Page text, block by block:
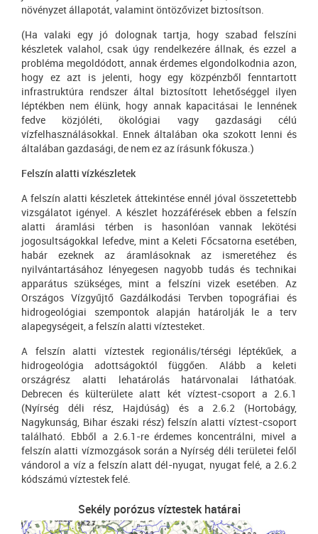
növényzet állapotát, valamint öntözővizet biztosítson.
(Ha valaki egy jó dolognak tartja, hogy szabad felszíni
készletek valahol, csak úgy rendelkezére állnak, és ezzel a
probléma megoldódott, annak érdemes elgondolkodnia azon,
hogy ez azt is jelenti, hogy egy közpénzből fenntartott
infrastruktúra rendszer által biztosított lehetőséggel ilyen
léptékben nem élünk, hogy annak kapacitásai le lennének
fedve közjóléti, ökológiai vagy gazdasági célú
vízfelhasználásokkal. Ennek általában oka szokott lenni és
általában gazdasági, de nem ez az írásunk fókusza.)
Felszín alatti vízkészletek
A felszín alatti készletek áttekintése ennél jóval összetettebb
vizsgálatot igényel. A készlet hozzáférések ebben a felszín
alatti áramlási térben is hasonlóan vannak lekötési
jogosultságokkal lefedve, mint a Keleti Főcsatorna esetében,
habár ezeknek az áramlásoknak az ismeretéhez és
nyilvántartásához lényegesen nagyobb tudás és technikai
apparátus szükséges, mint a felszíni vizek esetében. Az
Országos Vízgyűjtő Gazdálkodási Tervben topográfiai és
hidrogeológiai szempontok alapján határolják le a terv
alapegységeit, a felszín alatti víztesteket.
A felszín alatti víztestek regionális/térségi léptékűek, a
hidrogeológia adottságoktól függően. Alább a keleti
országrész alatti lehatárolás határvonalai láthatóak.
Debrecen és külterülete alatt két víztest-csoport a 2.6.1
(Nyírség déli rész, Hajdúság) és a 2.6.2 (Hortobágy,
Nagykunság, Bihar északi rész) felszín alatti víztest-csoport
található. Ebből a 2.6.1-re érdemes koncentrálni, mivel a
felszín alatti vízmozgások során a Nyírség déli területei felől
vándorol a víz a felszín alatt dél-nyugat, nyugat felé, a 2.6.2
kódszámú víztestek felé.
Sekély porózus víztestek határai